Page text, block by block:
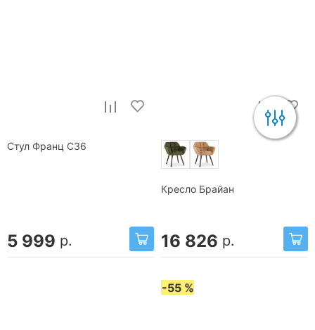
Стул Франц С36
5 999 р.
Кресло Брайан
16 826 р.
-55 %